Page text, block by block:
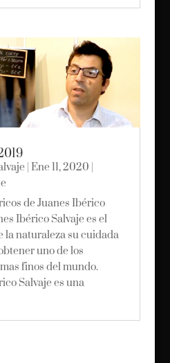
| Ene 11, 2020
de Juanes Ibérico
Ibérico Salvaje es el
la naturaleza su cuidada
uno de los
finos del mundo.
Salvaje es una